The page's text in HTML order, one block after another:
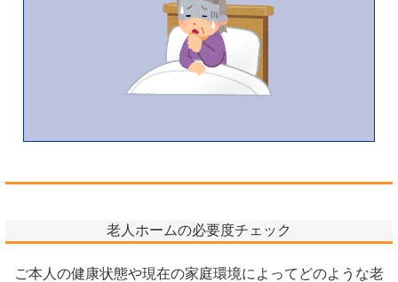
老人ホームの必要度チェック
ご本人の健康状態や現在の家庭環境によってどのような老